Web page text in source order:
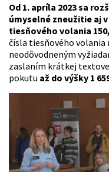
Od 1. apríla 2023 sa
úmyselné zneužitie aj
tiesňového volania 150,
čísla tiesňového volania
neodôvodneným
zaslaním krátkej
pokutu až do výšky 1